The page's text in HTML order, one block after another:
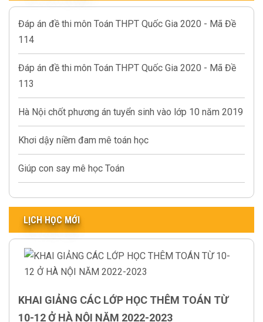
Đáp án đề thi môn Toán THPT Quốc Gia 2020 - Mã Đề
114
Đáp án đề thi môn Toán THPT Quốc Gia 2020 - Mã Đề
113
Hà Nội chốt phương án tuyển sinh vào lớp 10 năm 2019
Khơi dậy niềm đam mê toán học
Giúp con say mê học Toán
LỊCH HỌC MỚI
KHAI GIẢNG CÁC LỚP HỌC THÊM TOÁN TỪ
10-12 Ở HÀ NỘI NĂM 2022-2023